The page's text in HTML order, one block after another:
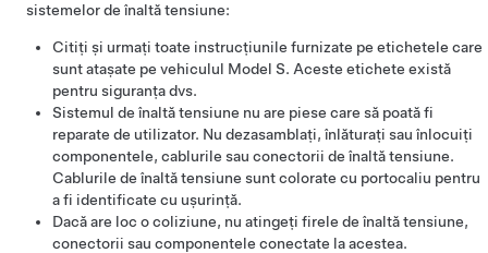
sistemelor de înaltă tensiune:
Citiți și urmați toate instrucțiunile furnizate pe etichetele care
sunt atașate pe vehiculul Model S. Aceste etichete există
pentru siguranța dvs.
Sistemul de înaltă tensiune nu are piese care să poată fi
reparate de utilizator. Nu dezasamblați, înlăturați sau înlocuiți
componentele, cablurile sau conectorii de înaltă tensiune.
Cablurile de înaltă tensiune sunt colorate cu portocaliu pentru
a fi identificate cu ușurință.
Dacă are loc o coliziune, nu atingeți firele de înaltă tensiune,
conectorii sau componentele conectate la acestea.